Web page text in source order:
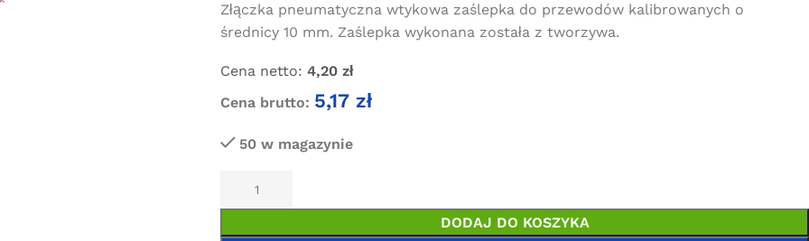
Złączka pneumatyczna wtykowa zaślepka do przewodów kalibrowanych o
średnicy 10 mm. Zaślepka wykonana została z tworzywa.
Cena netto: 4,20 zł
Cena brutto: 5,17 zł
50 w magazynie
DODAJ DO KOSZYKA